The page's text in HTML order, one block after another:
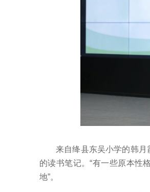
来自绛县东吴小学的韩
的读书笔记。“有一些原本性
地”。